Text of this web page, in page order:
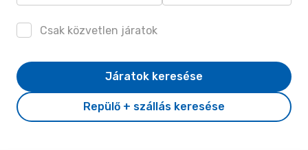
Csak közvetlen járatok
Repülő + szállás keresése
Járatok keresése